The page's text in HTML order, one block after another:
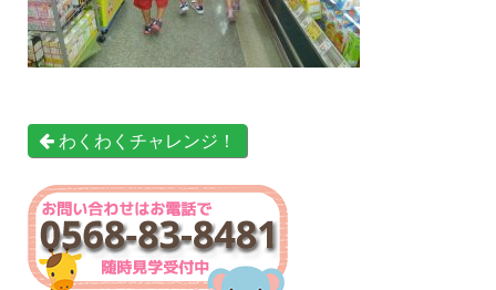
わくわくチャレンジ！